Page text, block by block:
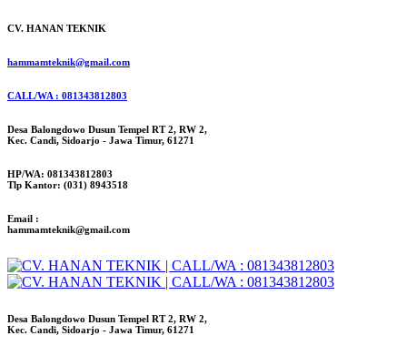
CV. HANAN TEKNIK
hammamteknik@gmail.com
CALL/WA : 081343812803
Desa Balongdowo Dusun Tempel RT 2, RW 2,
Kec. Candi, Sidoarjo - Jawa Timur, 61271
HP/WA: 081343812803
Tlp Kantor: (031) 8943518
Email :
hammamteknik@gmail.com
Desa Balongdowo Dusun Tempel RT 2, RW 2,
Kec. Candi, Sidoarjo - Jawa Timur, 61271